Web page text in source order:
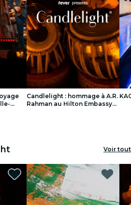
Candlelight : hommage à A.R.
Rahman au Hilton Embassy
Voir tout